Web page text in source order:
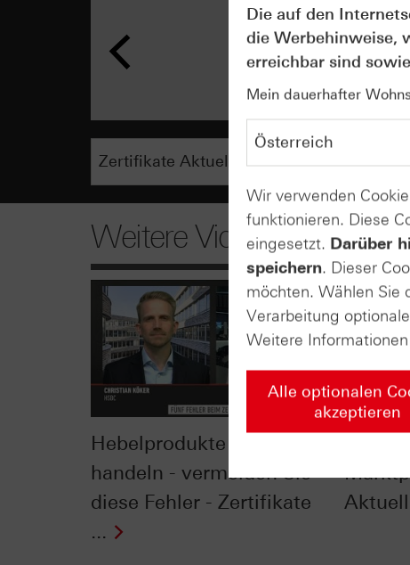
Weitere Videos
Hebelprodukte erfolgreich
handeln - vermeiden Sie
diese Fehler - Zertifikate
...
Die auf den
die Werbehinweise,
erreichbar sind
Mein dauerhafter
Wir verwenden
funktionieren. Diese
eingesetzt. Darüber
speichern. Dieser
möchten. Wählen Sie
Verarbeitung
Weitere
Alle optionalen
akzeptieren